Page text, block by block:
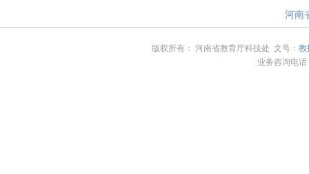
河南
版权所有： 河南省教育厅科技处 文号： 教
业务咨询电